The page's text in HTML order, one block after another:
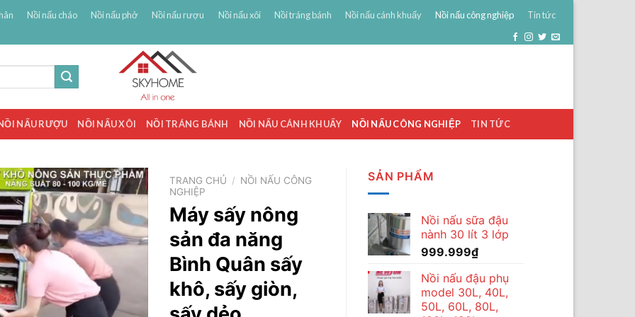
Nồi nấu cháo Nồi nấu phở Nồi nấu rượu Nồi nấu xôi Nồi tráng bánh Nồi nấu cánh khuấy Nồi nấu công nghiệp Tin tức
NẤU RƯỢU NỒI NẤU XÔI NỒI TRÁNG BÁNH NỒI NẤU CÁNH KHUẤY NỒI NẤU CÔNG NGHIỆP TIN TỨC
TRANG CHỦ / NỒI NẤU CÔNG
NGHIỆP
Máy sấy nông
sản đa năng
Bình Quân sấy
khô, sấy giòn,
SẢN PHẨM
Nồi nấu sữa đậu
nành 30 lít 3 lớp
999.999₫
Nồi nấu đậu phụ
model 30L, 40L,
50L, 60L, 80L,